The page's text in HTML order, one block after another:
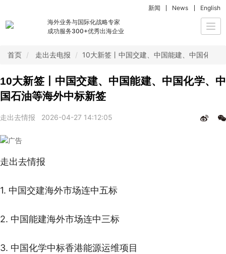
海外业务与国际化战略专家
成功服务300+优秀出海企业
新闻 News English
首页 走出去电报 10大新签丨中国交建、中国能建、中国化学
10大新签丨中国交建、中国能建、中国化学、中
国石油等海外中标新签
走出去情报 2026-04-27 14:12:05
走出去情报
1. 中国交建海外市场连中五标
2. 中国能建海外市场连中三标
3. 中国化学中标香港能源运维项目